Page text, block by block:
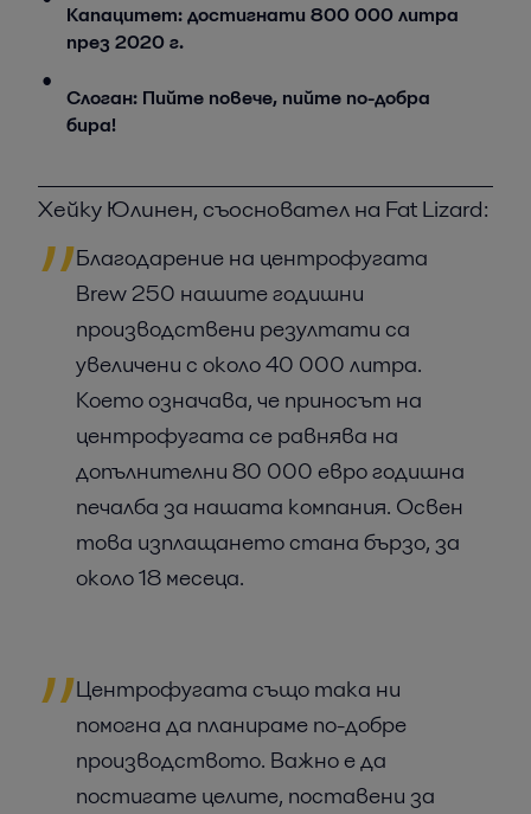
Капацитет: достигнати 800 000 литра
през 2020 г.
Слоган: Пийте повече, пийте по-добра
бира!
Хейку Юлинен, съосновател на Fat Lizard:
Благодарение на центрофугата
Brew 250 нашите годишни
производствени резултати са
увеличени с около 40 000 литра.
Което означава, че приносът на
центрофугата се равнява на
допълнителни 80 000 евро годишна
печалба за нашата компания. Освен
това изплащането стана бързо, за
около 18 месеца.
Центрофугата също така ни
помогна да планираме по-добре
производството. Важно е да
постигате целите, поставени за